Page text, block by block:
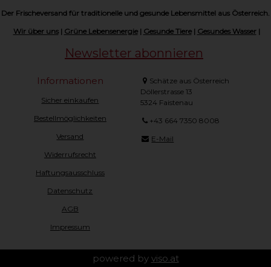
Der Frischeversand für traditionelle und gesunde Lebensmittel aus Österreich.
Wir über uns| Grüne Lebensenergie| Gesunde Tiere| Gesundes Wasser|
Newsletter abonnieren
Informationen
Sicher einkaufen
Bestellmöglichkeiten
Versand
Widerrufsrecht
Haftungsausschluss
Datenschutz
AGB
Impressum
Schätze aus Österreich
Döllerstrasse 13
5324 Faistenau
+43 664 7350 8008
E-Mail
powered by viso.at